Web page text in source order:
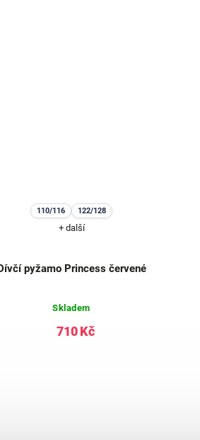
110/116 122/128
+ další
pyžamo Princess červené
Skladem
710 Kč